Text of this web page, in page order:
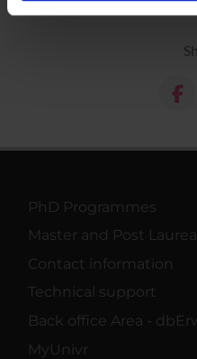
nostri partner che si
con altre informazioni che
PhD Programmes
Master and Post
Contact information
Technical support
Back office Area -
MyUnivr